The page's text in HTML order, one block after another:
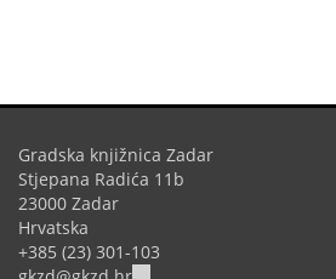
Gradska knjižnica Zadar
Stjepana Radića 11b
23000 Zadar
Hrvatska
+385 (23) 301-103